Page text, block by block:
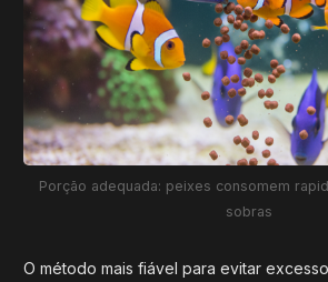
Porção adequada: peixes consomem
sobras
O método mais fiável para evitar